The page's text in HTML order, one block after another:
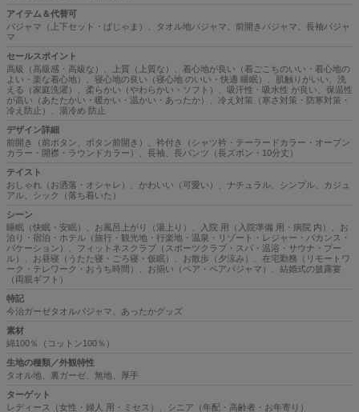
アイテム＆代替可
パジャマ（上下セット・ぱじゃま）、タオル地パジャマ、前開きパジャマ、長袖パジャ
マ
セールスポイント
高級（高級感・高級な）、上質（上質な）、着心地が良い（着ごこちのいい・着心地の
よい・楽な着心地）、寝心地の良い（寝心地 のいい・快適 睡眠）、肌触りがいい、洗
える（家庭洗濯）、柔らかい（やわらかい・ソフト）、吸汗性・吸水性 が良い、保温性
が高い（あたたかい・暖かい・温かい・あったか）、冷え対策（寒さ対策・防寒対策・
冷え防止）、湯冷め 防止
デザイン詳細
前開き（前ボタン、ボタン前開き）、衿付き（シャツ衿・テーラードカラー・オープン
カラー・開襟・ラウンドカラー）、長袖、長パンツ（長ズボン・10分丈）
テイスト
おしゃれ（お洒落・オシャレ）、かわいい（可愛い）、ナチュラル、シンプル、カジュ
アル、シック（落ち着いた）
シーン
睡眠（快眠・安眠）、お風呂上がり（湯上り）、入院 用（入院準備 用・病院 内）、お
泊り・宿泊・ホテル（旅行・観光地・行楽地・温泉・リゾート・レジャー・バカンス・
バケーション）、フィットネスクラブ（スポーツクラブ・スパ・温浴・サウナ・プー
ル）、お昼寝（うたた寝・ごろ寝・仮眠）、お散歩（夕涼み）、在宅勤務（リモートワ
ーク・テレワーク・おうち時間）、お揃い（ペア・ペアパジャマ）、結婚式の披露宴
（両親ギフト）
特記
今治ガーゼタオルパジャマ、あったかグッズ
素材
綿100％（コットン100％）
生地の種類／外観特性
タオル地、裏ガーゼ、無地、厚手
ターゲット
レディース（女性・婦人 用・ミセス）、シニア（年配・高齢者・お年寄り）